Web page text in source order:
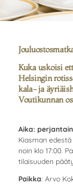
Kuka uskoisi
Helsingin
kala- ja
Voutikunnan
Aika:
Kiasman
noin klo 17:00.
tilaisuuden
Paikka: Arvo